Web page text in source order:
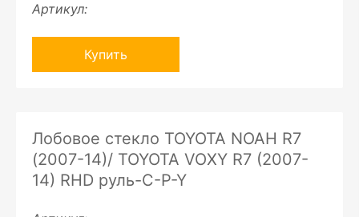
Артикул:
Купить
Лобовое стекло TOYOTA NOAH R7
(2007-14)/ TOYOTA VOXY R7 (2007-
14) RHD руль-C-P-Y